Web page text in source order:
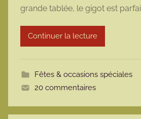
a
r
m
t
e
grande tablée, le gigot est
Continuer la lecture
Fêtes & occasions spéciales
20 commentaires